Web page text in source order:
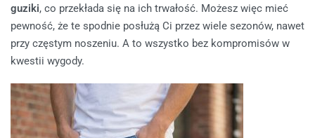
guziki, co przekłada się na ich trwałość. Możesz więc mieć
pewność, że te spodnie posłużą Ci przez wiele sezonów, nawet
przy częstym noszeniu. A to wszystko bez kompromisów w
kwestii wygody.